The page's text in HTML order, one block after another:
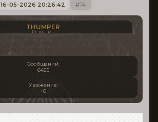
74
16-05-2026 20:26:42
THUMPER
Реклама
Сообщений:
6425
Уважение:
+0